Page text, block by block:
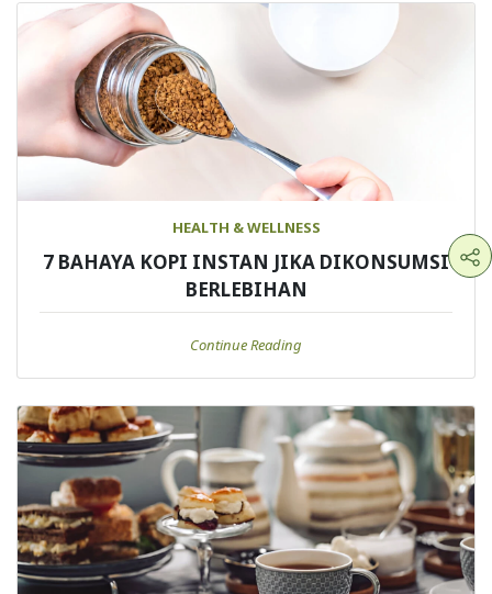
HEALTH & WELLNESS
7 BAHAYA KOPI INSTAN JIKA DIKONSUMSI
BERLEBIHAN
Continue Reading